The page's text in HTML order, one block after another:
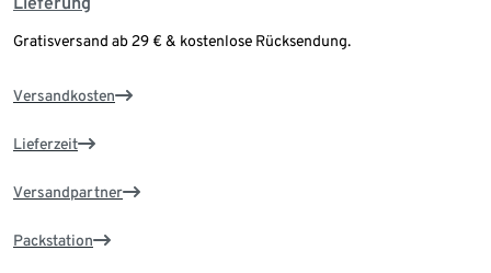
Gratisversand ab 29 € & kostenlose Rücksendung.
Versandkosten
Lieferzeit
Versandpartner
Packstation